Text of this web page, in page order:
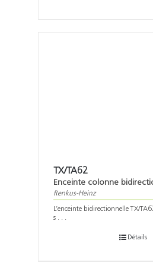
TX/TA62
Enceinte colonne
Renkus-Heinz
L’enceinte bidirectionnelle TX/
s . . .
Détails